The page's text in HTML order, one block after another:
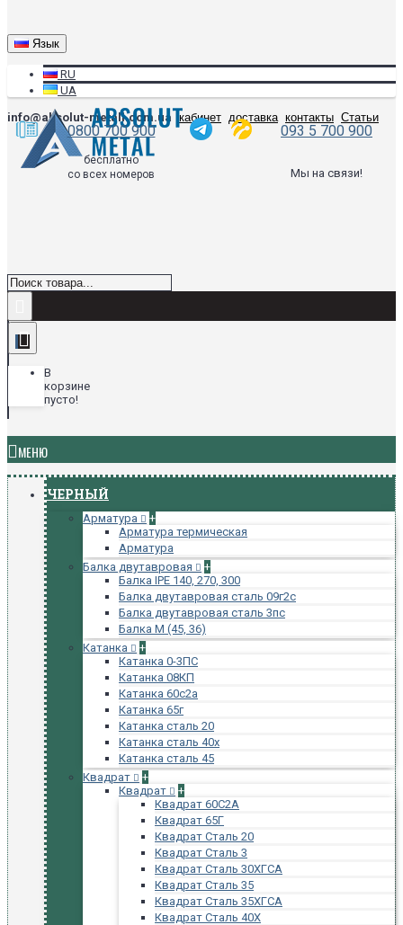
Язык
RU
UA
info@absolut-metall.com.ua
кабинет доставка контакты Статьи
0800 700 900 093 5 700 900
бесплатно
со всех номеров
Мы на связи!
В
корзине
пусто!
МЕНЮ
ЧЕРНЫЙ
Арматура
+
Арматура термическая
Арматура
Балка двутавровая
+
Балка IPE 140, 270, 300
Балка двутавровая сталь 09г2с
Балка двутавровая сталь 3пс
Балка М (45, 36)
Катанка
+
Катанка 0-3ПС
Катанка 08КП
Катанка 60с2а
Катанка 65г
Катанка сталь 20
Катанка сталь 40х
Катанка сталь 45
Квадрат
+
Квадрат
+
Квадрат 60С2А
Квадрат 65Г
Квадрат Сталь 20
Квадрат Сталь 3
Квадрат Сталь 30ХГСА
Квадрат Сталь 35
Квадрат Сталь 35ХГСА
Квадрат Сталь 40Х